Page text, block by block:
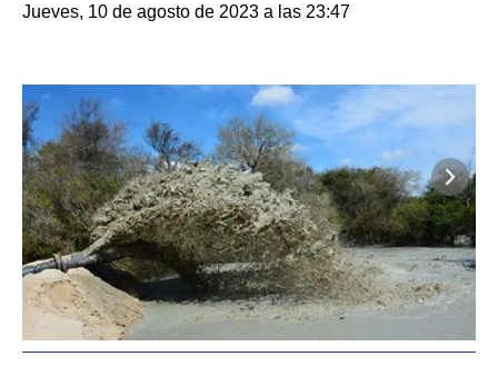
Jueves, 10 de agosto de 2023 a las 23:47